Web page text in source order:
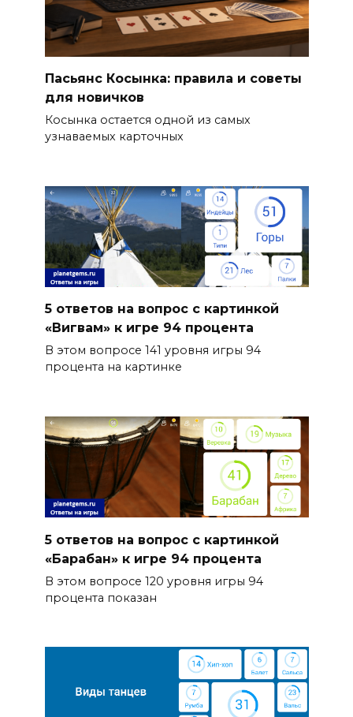
Пасьянс Косынка: правила и советы
для новичков
Косынка остается одной из самых
узнаваемых карточных
5 ответов на вопрос с картинкой
«Вигвам» к игре 94 процента
В этом вопросе 141 уровня игры 94
процента на картинке
5 ответов на вопрос с картинкой
«Барабан» к игре 94 процента
В этом вопросе 120 уровня игры 94
процента показан